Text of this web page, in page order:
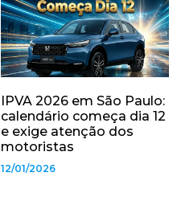
IPVA 2026 em São Paulo:
calendário começa dia 12
e exige atenção dos
motoristas
12/01/2026